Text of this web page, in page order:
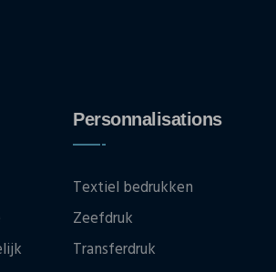
Personnalisations
Textiel bedrukken
Zeefdruk
Transferdruk